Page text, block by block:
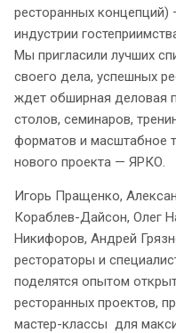
ресторанных
индустрии
Мы пригласили лучших
своего дела, успешных
ждет обширная деловая
столов, семинаров,
форматов и масштабное
нового проекта — ЯРКО.
Игорь Пращенко,
Кораблев-Дайсон, Олег
Никифоров, Андрей
рестораторы и
поделятся опытом
ресторанных проектов,
мастер-классы для